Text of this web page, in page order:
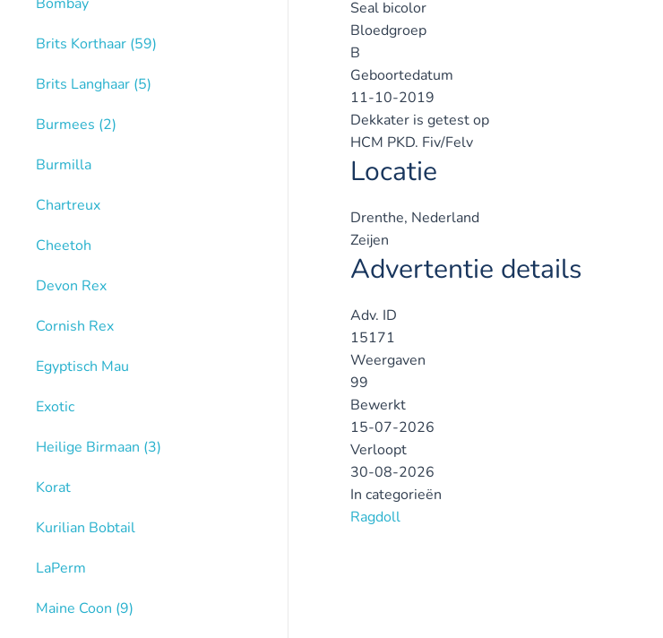
Seal bicolor
Bloedgroep
B
Geboortedatum
11-10-2019
Dekkater is getest op
HCM PKD. Fiv/Felv
Locatie
Drenthe, Nederland
Zeijen
Advertentie details
Adv. ID
15171
Weergaven
99
Bewerkt
15-07-2026
Verloopt
30-08-2026
In categorieën
Ragdoll
Brits Korthaar (59)
Brits Langhaar (5)
Burmees (2)
Burmilla
Chartreux
Cheetoh
Devon Rex
Cornish Rex
Egyptisch Mau
Exotic
Heilige Birmaan (3)
Korat
Kurilian Bobtail
LaPerm
Maine Coon (9)